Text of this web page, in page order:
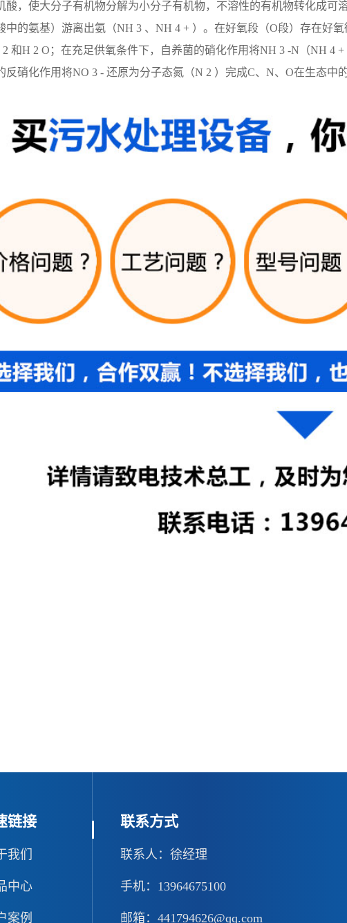
酸，使大分子有机物分解为小分子有机物，不溶性的有机物转化成可
中的氨基）游离出氨（NH 3 、 NH 4 + ）。在好氧段（O段）存在好
2 和H 2 O ；在充足供氧条件下，自养菌的硝化作用将NH 3 -N （NH 4 +
反硝化作用将NO 3 - 还原为分子态氮（N 2 ）完成C、 N、 O在生态中
链接
我们
中心
案例
联系方式
联系人：徐经理
手机：13964675100
邮箱：441794626@qq.com